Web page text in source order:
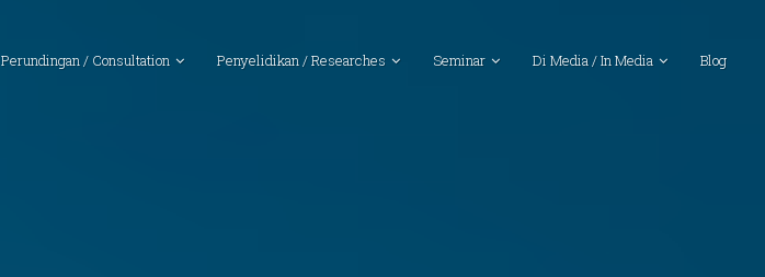
Perundingan / Consultation Penyelidikan / Researches Seminar Di Media / In Media Blog